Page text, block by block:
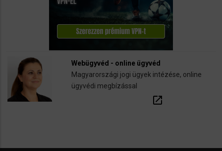
Webügyvéd - online ügyvéd
Magyarországi jogi ügyek intézése, online
ügyvédi megbízással
open_in_new